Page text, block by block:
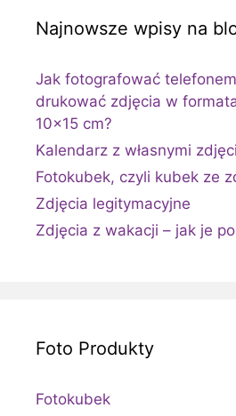
Najnowsze wpisy na
Jak fotografować
drukować zdjęcia w
10×15 cm?
Kalendarz z własnymi
Fotokubek, czyli kubek ze
Zdjęcia legitymacyjne
Zdjęcia z wakacji – jak je
Foto Produkty
Fotokubek